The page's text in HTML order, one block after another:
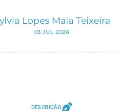
Lopes Maia Teixeira
03 JUL 2026
DESCRIÇÃO